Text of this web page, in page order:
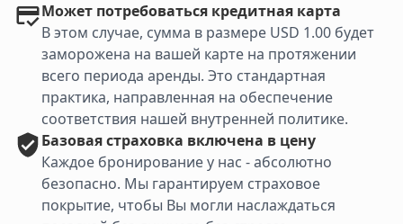
Может потребоваться кредитная карта
В этом случае, сумма в размере USD 1.00 будет
заморожена на вашей карте на протяжении
всего периода аренды. Это стандартная
практика, направленная на обеспечение
соответствия нашей внутренней политике.
Базоваястраховка включена в цену
Каждое бронирование у нас - абсолютно
безопасно. Мы гарантируем страховое
покрытие, чтобы Вы могли наслаждаться